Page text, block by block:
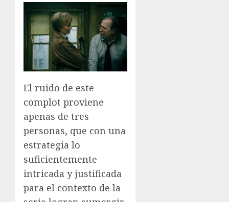
El ruido de este
complot proviene
apenas de tres
personas, que con una
estrategia lo
suficientemente
intricada y justificada
para el contexto de la